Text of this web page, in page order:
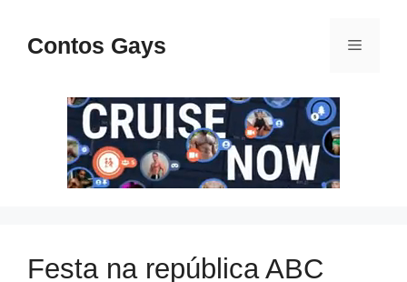
paraContos Gays Menu
Festa na república ABC